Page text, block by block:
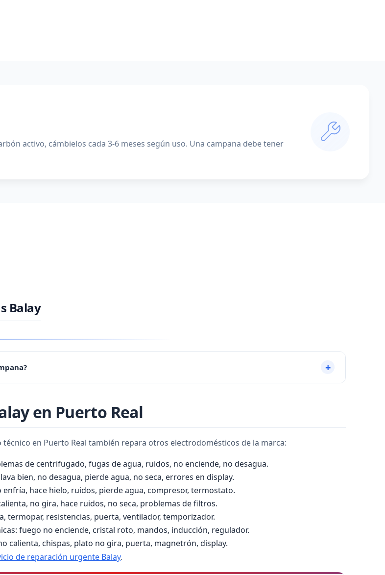
activo, cámbielos cada 3-6 meses según uso. Una campana debe tener
Balay
en Puerto Real
técnico en Puerto Real también repara otros electrodomésticos de la marca:
de centrifugado, fugas de agua, ruidos, no enciende, no desagua.
bien, no desagua, pierde agua, no seca, errores en display.
hace hielo, ruidos, pierde agua, compresor, termostato.
no gira, hace ruidos, no seca, problemas de filtros.
termopar, resistencias, puerta, ventilador, temporizador.
fuego no enciende, cristal roto, mandos, inducción, regulador.
calienta, chispas, plato no gira, puerta, magnetrón, display.
de reparación urgente Balay.